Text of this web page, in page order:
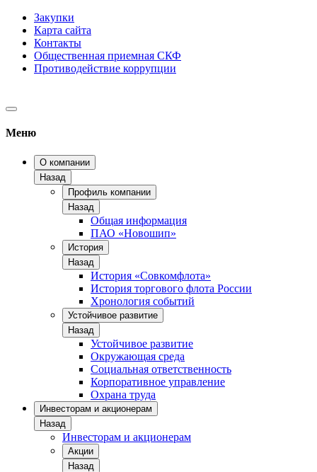
Закупки
Карта сайта
Контакты
Общественная приемная СКФ
Противодействие коррупции
Меню
О компании
Назад
Профиль компании
Назад
Общая информация
ПАО «Новошип»
История
Назад
История «Совкомфлота»
История торгового флота России
Хронология событий
Устойчивое развитие
Назад
Устойчивое развитие
Окружающая среда
Социальная ответственность
Корпоративное управление
Охрана труда
Инвесторам и акционерам
Назад
Инвесторам и акционерам
Акции
Назад